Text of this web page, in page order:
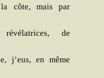
la côte, mais par
de
j’eus, en même